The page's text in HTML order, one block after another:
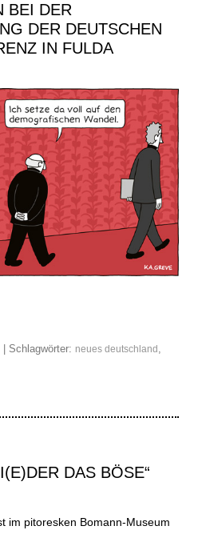
BEI DER
DER DEUTSCHEN
IN FULDA
| Schlagwörter: neues deutschland ,
DAS BÖSE“
im pitoresken Bomann-Museum